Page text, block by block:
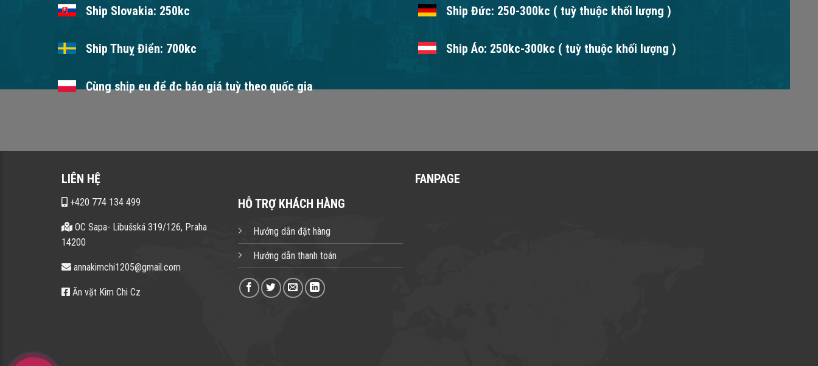
Ship Slovakia: 250kc Ship Đức: 250-300kc ( tuỳ thuộc khối lượng )
Ship Thuỵ Điển: 700kc Ship Áo: 250kc-300kc ( tuỳ thuộc khối lượng )
Cùng ship eu để đc báo giá tuỳ theo quốc gia
LIÊN HỆ
+420 774 134 499
OC Sapa- Libušská 319/126, Praha
14200
annakimchi1205@gmail.com
Ăn vặt Kim Chi Cz
HỖ TRỢ KHÁCH HÀNG
Hướng dẫn đặt hàng
Hướng dẫn thanh toán
FANPAGE